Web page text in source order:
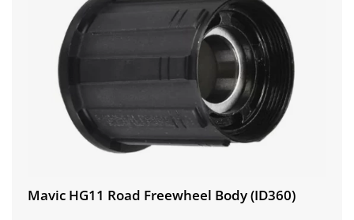
Mavic HG11 Road Freewheel Body (ID360)